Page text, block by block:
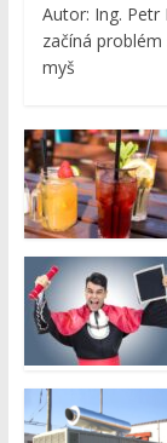
Autor: Ing.
začíná
myš